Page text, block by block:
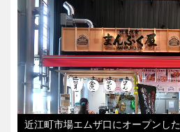
近江町市場エムザ口にオープンし